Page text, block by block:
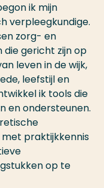
ik mijn
verpleegkundige.
zorg- en
die gericht zijn op
leven in de wijk,
leefstijl en
ik tools die
en ondersteunen.
praktijkkennis
op te